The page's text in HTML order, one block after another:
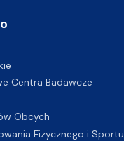
Centra Badawcze
Obcych
Fizycznego i Sportu